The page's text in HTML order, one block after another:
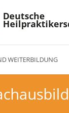
Deutsche
WEITERBILDUNG